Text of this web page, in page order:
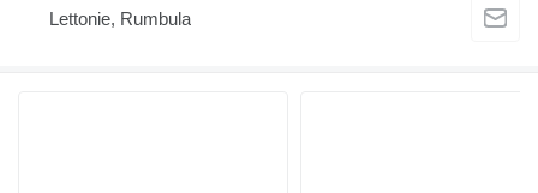
Lettonie, Rumbula